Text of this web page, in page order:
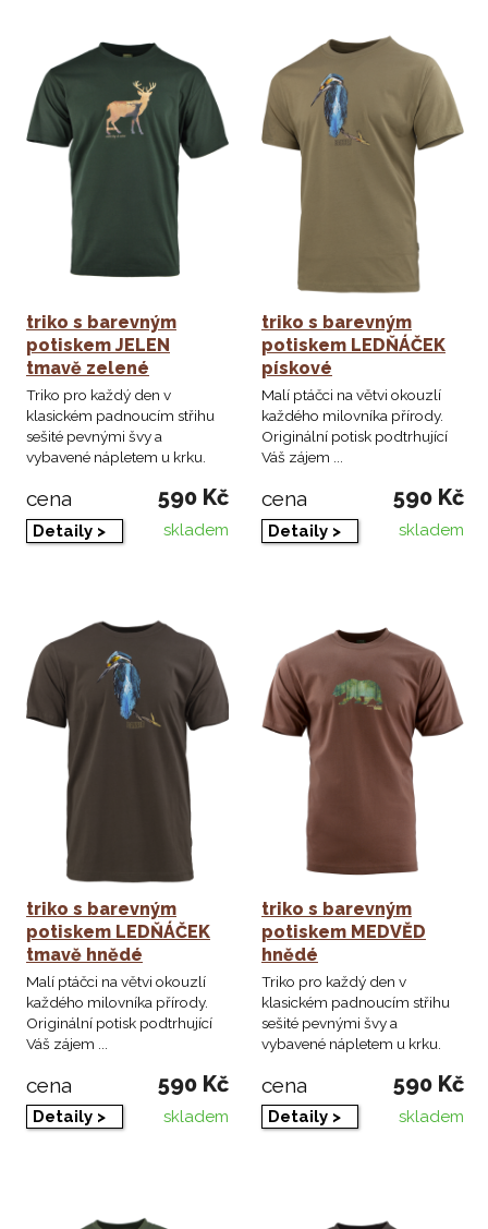
triko s barevným
potiskem JELEN
tmavě zelené
Triko pro každý den v
klasickém padnoucím střihu
sešité pevnými švy a
vybavené nápletem u krku.
cena 590 Kč
Detaily > skladem
triko s barevným
potiskem LEDŇÁČEK
pískové
Malí ptáčci na větvi okouzlí
každého milovníka přírody.
Originální potisk podtrhující
Váš zájem ...
cena 590 Kč
Detaily > skladem
triko s barevným
potiskem LEDŇÁČEK
tmavě hnědé
Malí ptáčci na větvi okouzlí
každého milovníka přírody.
Originální potisk podtrhující
Váš zájem ...
cena 590 Kč
Detaily > skladem
triko s barevným
potiskem MEDVĚD
hnědé
Triko pro každý den v
klasickém padnoucím střihu
sešité pevnými švy a
vybavené nápletem u krku.
cena 590 Kč
Detaily > skladem